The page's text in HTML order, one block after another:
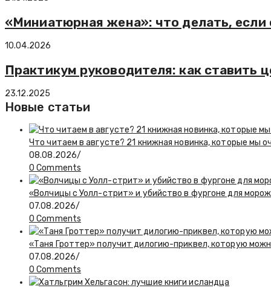
«Миниатюрная жена»: что делать,
10.04.2026
Практикум руководителя: как ставить
23.12.2025
Новые статьи
Что читаем в августе? 21 книжная новинка, которые мы
08.08.2026/
0 Comments
«Волчицы с Уолл-стрит» и убийство в фургоне для
07.08.2026/
0 Comments
«Таня Гроттер» получит дилогию-приквел, которую
07.08.2026/
0 Comments